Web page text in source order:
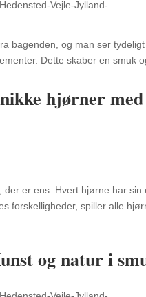
bagenden, og man ser
Dette skaber en smuk
hjørner
der er ens. Hvert hjørne har
forskelligheder, spiller alle
og natur i